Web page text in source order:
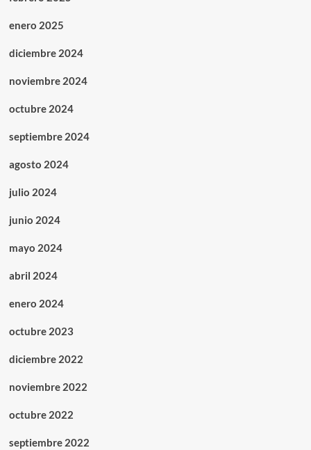
enero 2025
diciembre 2024
noviembre 2024
octubre 2024
septiembre 2024
agosto 2024
julio 2024
junio 2024
mayo 2024
abril 2024
enero 2024
octubre 2023
diciembre 2022
noviembre 2022
octubre 2022
septiembre 2022